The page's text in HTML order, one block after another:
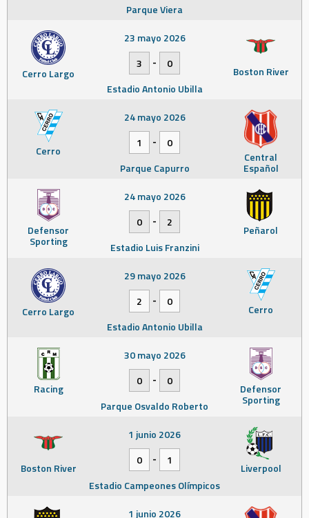
Parque Viera
Cerro Largo Boston River
23 mayo 2026
3
-
0
Estadio Antonio Ubilla
Cerro Central
Español
24 mayo 2026
1
-
0
Parque Capurro
Defensor
Sporting
Peñarol
24 mayo 2026
0
-
2
Estadio Luis Franzini
Cerro Largo Cerro
29 mayo 2026
2
-
0
Estadio Antonio Ubilla
Racing Defensor
Sporting
30 mayo 2026
0
-
0
Parque Osvaldo Roberto
Boston River Liverpool
1 junio 2026
0
-
1
Estadio Campeones Olímpicos
1 junio 2026